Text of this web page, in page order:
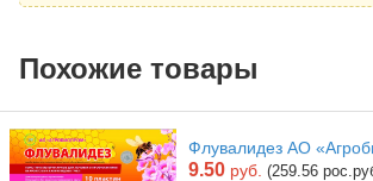
Похожие товары
Флувалидез АО
9.50 руб. (259.56